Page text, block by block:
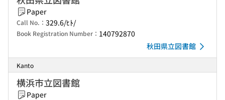
Paper
Call No.： 329.6/ﾋﾄ/
Book Registration Number： 140792870
秋田県立図書館
Kanto
横浜市立図書館
Paper